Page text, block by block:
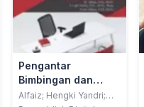
Pengantar
Bimbingan dan
Konseling
Alfaiz; Hengki Yandri;